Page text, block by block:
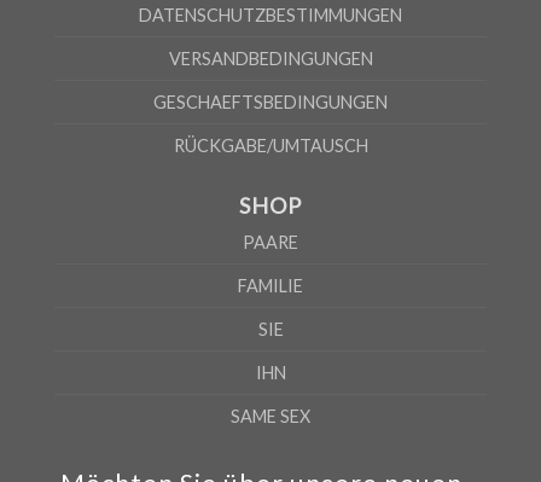
DATENSCHUTZBESTIMMUNGEN
VERSANDBEDINGUNGEN
GESCHAEFTSBEDINGUNGEN
RÜCKGABE/UMTAUSCH
SHOP
PAARE
FAMILIE
SIE
IHN
SAME SEX